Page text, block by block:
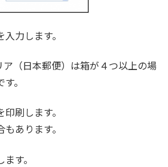
力します。
（日本郵便）は箱が４つ以上の場
。
刷します。
あります。
す。